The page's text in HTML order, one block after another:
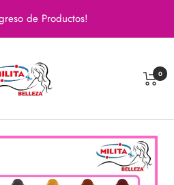
de Productos!
0